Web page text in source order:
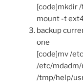
[code]mkdir
mount -t
backup
one
[code]mv /
/etc/mdadm/
/tmp/help/